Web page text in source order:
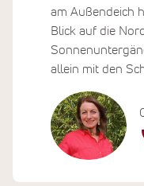
am Außendeich
Blick auf die
allein mit den